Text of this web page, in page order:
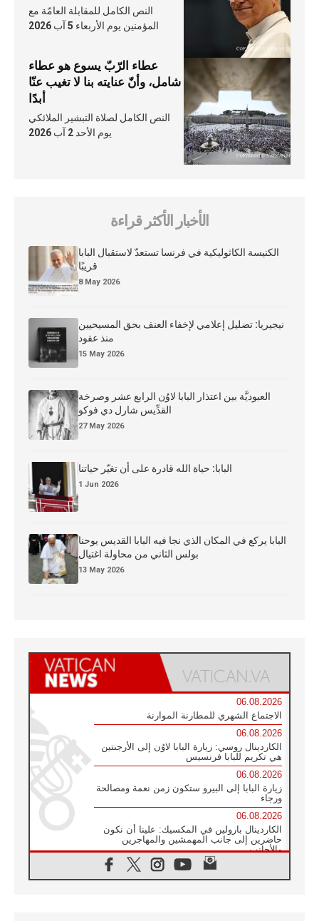
النص الكامل للمقابلة العامّة مع
المؤمنين يوم الأربعاء 5 آب 2026
عطاء الرّبّ يسوع هو عطاء
شامل، وأنّ عنايته بنا لا تغيب عنّا
أبدًا
النص الكامل لصلاة التبشير الملائكي
يوم الأحد 2 آب 2026
الأخبار الأكثر قراءة
الكنيسة الكاثوليكية في فرنسا تستعدّ لاستقبال البابا
قريبًا
8 May 2026
نيجيريا: تضليل إعلامي لإخفاء العنف بحق المسيحيين
منذ عقود
15 May 2026
العبوديَّة بين اعتذار البابا لاوُن الرابع عشر وصرخة
القدِّيس شارل دي فوكو
27 May 2026
البابا: حياة الله قادرة على أن تغيّر حياتنا
1 Jun 2026
البابا يركع في المكان الذي نجا فيه البابا القديس يوحنا
بولس الثاني من محاولة اغتيال
13 May 2026
06.08.2026
الاجتماع الشهري للمطارنة الموارنة
06.08.2026
الكاردينال روسي: زيارة البابا لاوُن إلى الأرجنتين
هي تكريم للبابا فرنسيس
06.08.2026
زيارة البابا إلى البيرو ستكون زمن نعمة ومصالحة
ورجاء
06.08.2026
الكاردينال بارولين في المكسيك: علينا أن نكون
حاضرين إلى جانب المهمشين والمهاجرين
والأجانب
البابا لاوُن الرابع عشر للشباب في أسيزي: